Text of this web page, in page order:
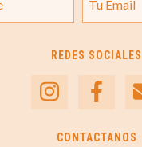
REDES SOCIALES
CONTACTANOS